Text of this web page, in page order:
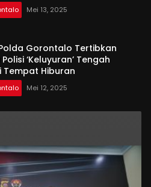
Mei 13, 2025
Gorontalo Tertibkan
‘Keluyuran’ Tengah
Tempat Hiburan
Mei 12, 2025